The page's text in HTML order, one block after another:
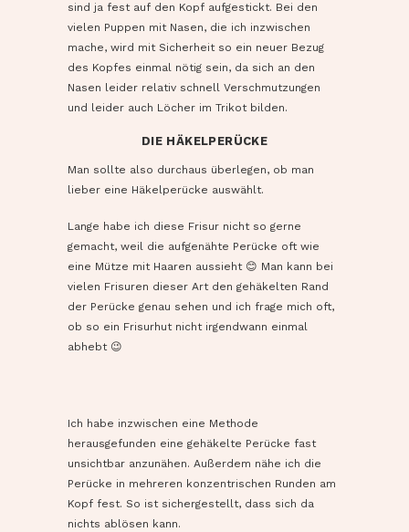
sind ja fest auf den Kopf aufgestickt. Bei den
vielen Puppen mit Nasen, die ich inzwischen
mache, wird mit Sicherheit so ein neuer Bezug
des Kopfes einmal nötig sein, da sich an den
Nasen leider relativ schnell Verschmutzungen
und leider auch Löcher im Trikot bilden.
DIE HÄKELPERÜCKE
Man sollte also durchaus überlegen, ob man
lieber eine Häkelperücke auswählt.
Lange habe ich diese Frisur nicht so gerne
gemacht, weil die aufgenähte Perücke oft wie
eine Mütze mit Haaren aussieht 😊 Man kann bei
vielen Frisuren dieser Art den gehäkelten Rand
der Perücke genau sehen und ich frage mich oft,
ob so ein Frisurhut nicht irgendwann einmal
abhebt 😉
Ich habe inzwischen eine Methode
herausgefunden eine gehäkelte Perücke fast
unsichtbar anzunähen. Außerdem nähe ich die
Perücke in mehreren konzentrischen Runden am
Kopf fest. So ist sichergestellt, dass sich da
nichts ablösen kann.